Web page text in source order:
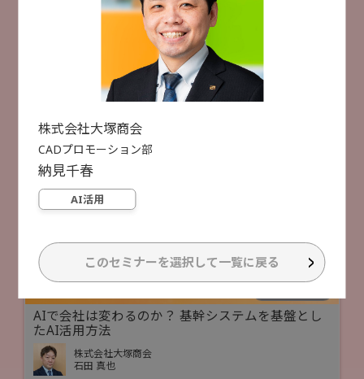
こなすためのCopilot活用術
株式会社大塚商会
B36] 15:15 ~ 15:45
経営層必見！ PC入替後のランサム感染リスクと評
価制度につながる簡単防止策！
デジタルアーツ株式会社
田中 里佳 氏
AIで会社は変わるのか？ 基幹システムを基盤とし
たAI活用方法
株式会社大塚商会
石田 真也
2月5日
選択した項目をリセットする
検索
検索件数
株式会社大塚商会
CADプロモーション部
納見千春
AI活用
このセミナーを選択して一覧に戻る